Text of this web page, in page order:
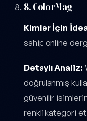
8. ColorMag
Kimler İçin
sahip online
Detaylı Analiz:
doğrulanmış
güvenilir
renkli kategori